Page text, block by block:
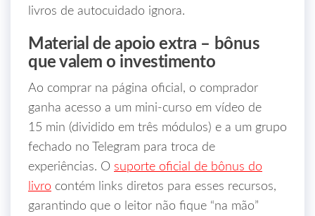
livros de autocuidado ignora.
Material de apoio extra – bônus
que valem o investimento
Ao comprar na página oficial, o comprador
ganha acesso a um mini‑curso em vídeo de
15 min (dividido em três módulos) e a um grupo
fechado no Telegram para troca de
experiências. O suporte oficial de bônus do
livro contém links diretos para esses recursos,
garantindo que o leitor não fique “na mão”